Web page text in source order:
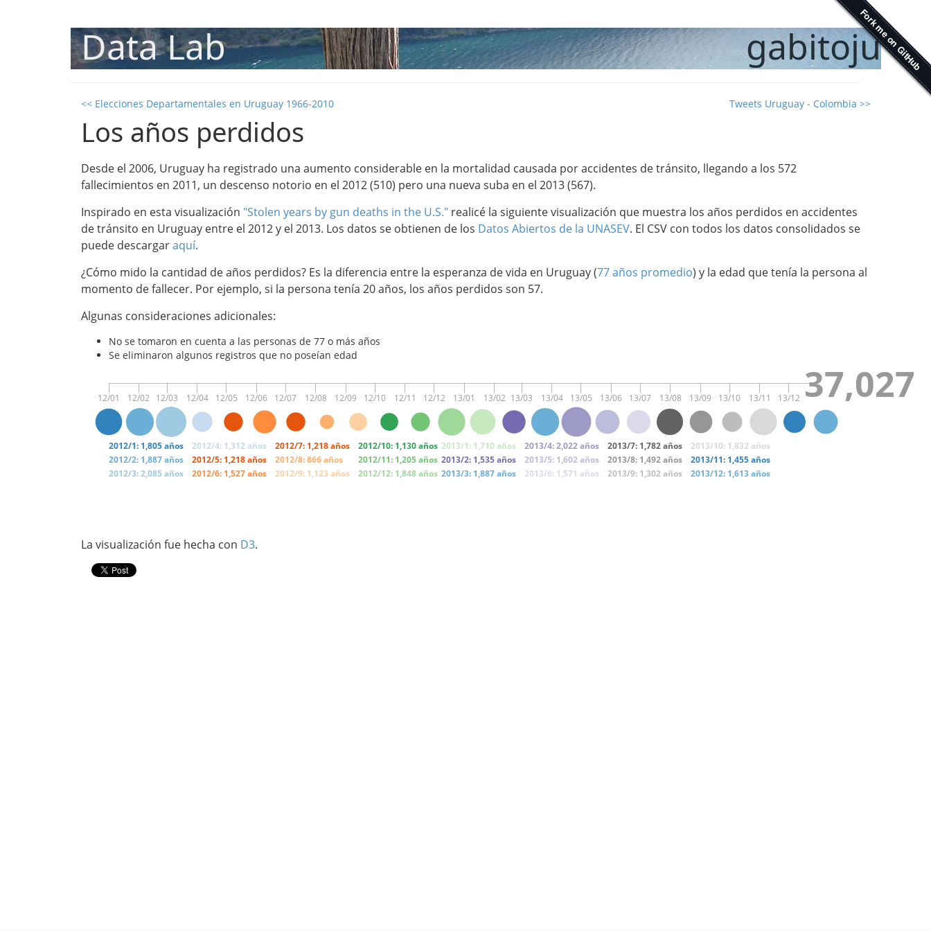
Data Lab gabitoju
<< Elecciones Departamentales en Uruguay 1966-2010 Tweets Uruguay - Colombia >>
Los años perdidos
Desde el 2006, Uruguay ha registrado una aumento considerable en la mortalidad causada por accidentes de tránsito, llegando a los 572
fallecimientos en 2011, un descenso notorio en el 2012 (510) pero una nueva suba en el 2013 (567).
Inspirado en esta visualización "Stolen years by gun deaths in the U.S." realicé la siguiente visualización que muestra los años perdidos en accidentes
de tránsito en Uruguay entre el 2012 y el 2013. Los datos se obtienen de los Datos Abiertos de la UNASEV. El CSV con todos los datos consolidados se
puede descargaraquí.
¿Cómo mido la cantidad de años perdidos? Es la diferencia entre la esperanza de vida en Uruguay (77 años promedio) y la edad que tenía la persona al
momento de fallecer. Por ejemplo, si la persona tenía 20 años, los años perdidos son 57.
Algunas consideraciones adicionales:
No se tomaron en cuenta a las personas de 77 o más años
Se eliminaron algunos registros que no poseían edad
12/01 12/02 12/03 12/04 12/05 12/06 12/07 12/08 12/09 12/10 12/11 12/12 13/01 13/02 13/03 13/04 13/05 13/06 13/07 13/08 13/09 13/10 13/11 13/12
2012/1: 1,805 años
2012/2: 1,887 años
2012/3: 2,085 años
2012/4: 1,312 años
2012/5: 1,218 años
2012/6: 1,527 años
2012/7: 1,218 años
2012/8: 866 años
2012/9: 1,123 años
2012/10: 1,130 años
2012/11: 1,205 años
2012/12: 1,848 años
2013/1: 1,710 años
2013/2: 1,535 años
2013/3: 1,887 años
2013/4: 2,022 años
2013/5: 1,602 años
2013/6: 1,571 años
2013/7: 1,782 años
2013/8: 1,492 años
2013/9: 1,302 años
2013/10: 1,832 años
2013/11: 1,455 años
2013/12: 1,613 años
37,027
La visualización fue hecha con D3.